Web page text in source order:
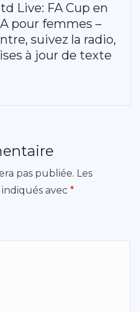
Live: FA Cup en
pour femmes –
suivez la radio,
à jour de texte
pas publiée. Les
avec *